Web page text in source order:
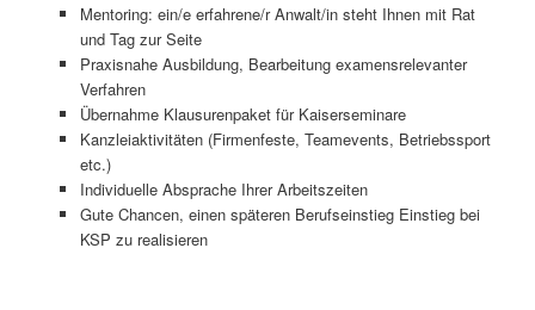
Mentoring: ein/e erfahrene/r Anwalt/in steht Ihnen mit Rat
und Tag zur Seite
Praxisnahe Ausbildung, Bearbeitung examensrelevanter
Verfahren
Übernahme Klausurenpaket für Kaiserseminare
Kanzleiaktivitäten (Firmenfeste, Teamevents, Betriebssport
etc.)
Individuelle Absprache Ihrer Arbeitszeiten
Gute Chancen, einen späteren Berufseinstieg Einstieg bei
KSP zu realisieren